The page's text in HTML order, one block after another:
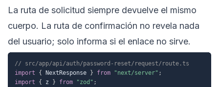
La ruta de solicitud siempre devuelve el mismo
cuerpo. La ruta de confirmación no revela nada
del usuario; solo informa si el enlace no sirve.
// src/app/api/auth/password-reset/request/route.ts
import
{ NextResponse } from "next/server" ;
import
{ z } from "zod" ;